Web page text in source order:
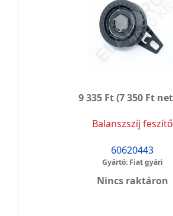
9 335 Ft(7 350 Ft
Balanszszíj feszítő
60620443
Gyártó: Fiat gyári
Nincs raktáron